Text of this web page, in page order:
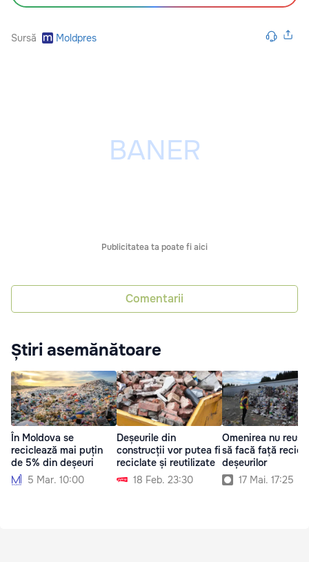
Sursă Moldpres
Publicitatea ta poate fi aici
Comentarii
Știri asemănătoare
În Moldova se
reciclează mai puțin
de 5% din deșeuri
5 Mar. 10:00
Deșeurile din
construcții vor putea fi
reciclate și reutilizate
18 Feb. 23:30
Omenirea nu
să facă față
deșeurilor
17 Mai. 17:25